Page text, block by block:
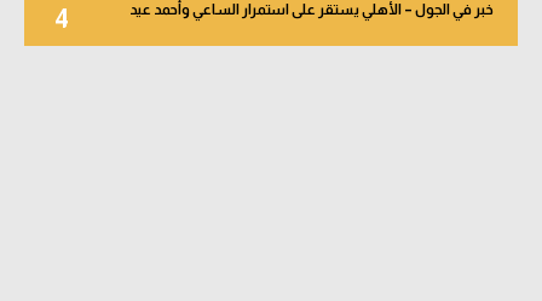
4 خبر في الجول – الأهلي يستقر على استمرار الساعي وأحمد عيد